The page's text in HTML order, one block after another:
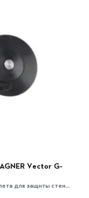
Vector G-
для защиты стен...